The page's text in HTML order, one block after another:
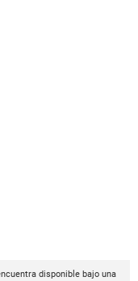
disponible bajo una